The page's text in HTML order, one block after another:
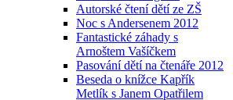
Autorské čtení dětí ze ZŠ
Noc s Andersenem 2012
Fantastické záhady s
Arnoštem Vašíčkem
Pasování dětí na čtenáře 2012
Beseda o knížce Kapřík
Metlík s Janem Opatřilem